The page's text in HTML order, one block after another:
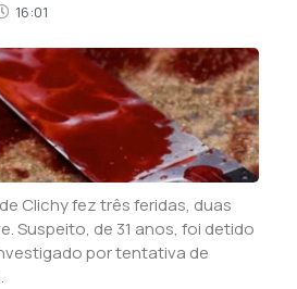
16:01
Clichy fez três feridas, duas
Suspeito, de 31 anos, foi detido
por tentativa de